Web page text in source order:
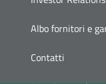
Albo fornitori e
Contatti